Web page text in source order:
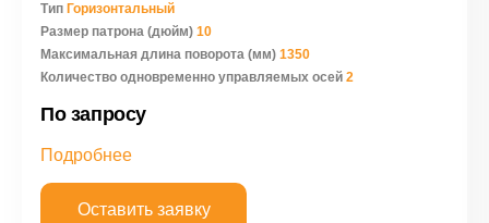
Тип Горизонтальный
Размер патрона (дюйм) 10
Максимальная длина поворота (мм) 1350
Количество одновременно управляемых осей 2
По запросу
Подробнее
Оставить заявку